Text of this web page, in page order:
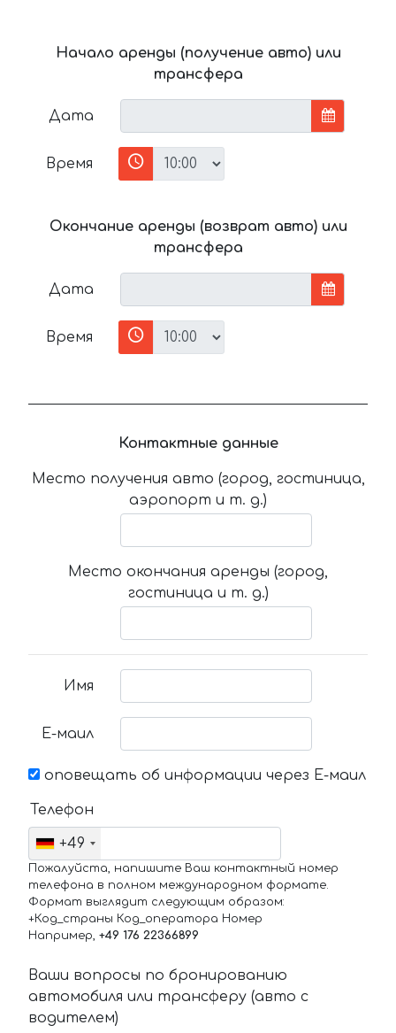
Начало аренды (получение авто) или
трансфера
Дата
Время
Окончание аренды (возврат авто) или
трансфера
Дата
Время
Контактные данные
Место получения авто (город, гостиница,
аэропорт и т. д.)
Место окончания аренды (город,
гостиница и т. д.)
Имя
Е-маил
оповещать об информации через Е-маил
Телефон
+49
Пожалуйста, напишите Ваш контактный номер
телефона в полном международном формате.
Формат выглядит следующим образом:
+Код_страны Код_оператора Номер
Например, +49 176 22366899
Ваши вопросы по бронированию
автомобиля или трансферу (авто с
водителем)